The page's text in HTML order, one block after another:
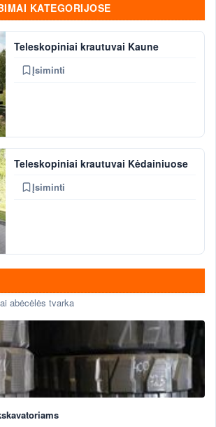
KATEGORIJOSE
Teleskopiniai krautuvai Kaune
Įsiminti
Teleskopiniai krautuvai Kėdainiuose
Įsiminti
abėcėlės tvarka